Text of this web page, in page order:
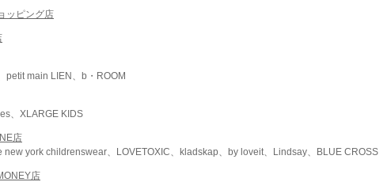
ッピング店
petit main LIEN、b・ROOM
、XLARGE KIDS
店
new york childrenswear、LOVETOXIC、kladskap、by loveit、Lindsay、BLUE CROSS
店